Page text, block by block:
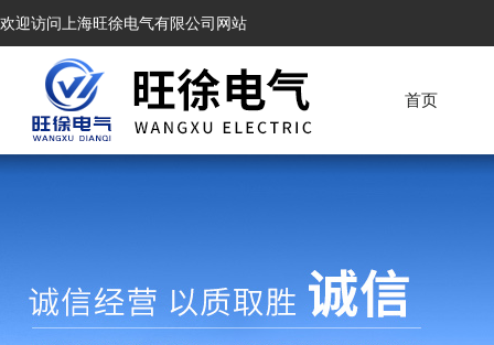
欢迎访问上海旺徐电气有限公司网站
首页